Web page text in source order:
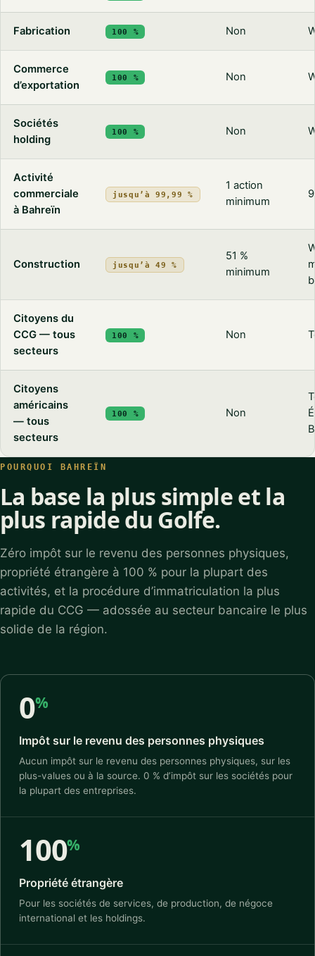
Fabrication 100 % Non
Commerce
d’exportation
100 % Non
Sociétés
holding
100 % Non
Activité
commerciale
à Bahreïn
jusqu’à 99,99 %
1 action
minimum
Construction jusqu’à 49 %
51 %
minimum
Citoyens du
CCG — tous
secteurs
100 % Non
Citoyens
américains
— tous
secteurs
100 % Non
POURQUOI BAHREÏN
La base la plus simple et la
plus rapide du Golfe.
Zéro impôt sur le revenu des personnes physiques,
propriété étrangère à 100 % pour la plupart des
activités, et la procédure d’immatriculation la plus
rapide du CCG — adossée au secteur bancaire le plus
solide de la région.
0%
Impôt sur le revenu des personnes physiques
Aucun impôt sur le revenu des personnes physiques, sur les
plus-values ou à la source. 0 % d’impôt sur les sociétés pour
la plupart des entreprises.
100%
Propriété étrangère
Pour les sociétés de services, de production, de négoce
international et les holdings.